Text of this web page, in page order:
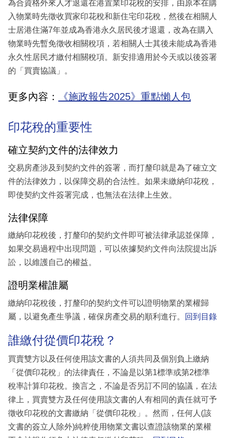
為合資格外來人才退還在港置業印花稅的安排，由原本在購
入物業時先徵收買家印花稅和新住宅印花稅，然後在相關人
士居港住滿7年並成為香港永久居民後才退還，改為在購入
物業時先暫免徵收相關稅項，若相關人士其後未能成為香港
永久性居民才繳付相關稅項。新安排適用於今天或以後簽署
的「買賣協議」。
更多內容： 《施政報告2025》重點懶人包
印花稅的重要性
確立契約文件的法律效力
交易房產涉及到契約文件的簽署，而打釐印就是為了確立文
件的法律效力，以保障交易的合法性。如果未繳納印花稅，
即使契約文件簽署完成，也無法在法律上生效。
法律保障
繳納印花稅後，打釐印的契約文件即可被法律承認並保障，
如果交易過程中出現問題，可以依據契約文件向法院提出訴
訟，以維護自己的權益。
證明業權誰屬
繳納印花稅後，打釐印的契約文件可以證明物業的業權歸
屬，以避免產生爭議，確保房產交易的順利進行。
回到目錄
誰繳付從價印花稅？
買賣雙方以及任何使用該文書的人須共同及個別負上繳納
「從價印花稅」的法律責任，不論是以第1標準或第2標準
稅率計算印花稅。換言之，不論是否另訂不同的協議，在法
律上，買賣雙方及任何使用該文書的人有相同的責任就可予
徵收印花稅的文書繳納「從價印花稅」。然而，任何人(該
文書的簽立人除外)純粹使用物業文書以查證該物業的業權